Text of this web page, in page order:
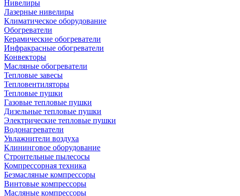
Нивелиры
Лазерные нивелиры
Климатическое оборудование
Обогреватели
Керамические обогреватели
Инфракрасные обогреватели
Конвекторы
Масляные обогреватели
Тепловые завесы
Тепловентиляторы
Тепловые пушки
Газовые тепловые пушки
Дизельные тепловые пушки
Электрические тепловые пушки
Водонагреватели
Увлажнители воздуха
Клининговое оборудование
Строительные пылесосы
Компрессорная техника
Безмасляные компрессоры
Винтовые компрессоры
Масляные компрессоры